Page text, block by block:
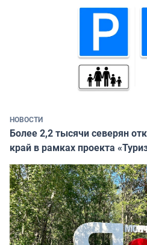
НОВОСТИ
Более 2,2 тысячи северян
край в рамках проекта